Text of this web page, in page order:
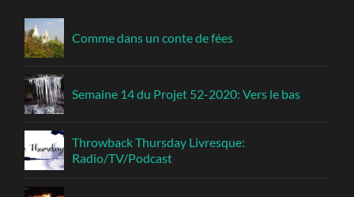
Comme dans un conte de fées
Semaine 14 du Projet 52-2020: Vers le bas
Throwback Thursday Livresque:
Radio/TV/Podcast